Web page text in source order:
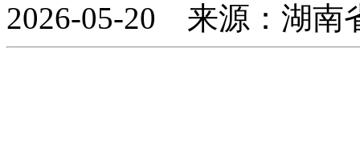
2026-05-20 来源：湖